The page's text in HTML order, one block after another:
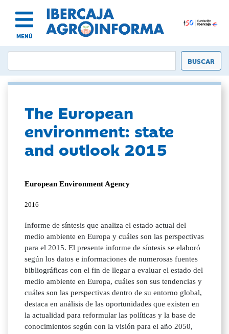
MENÚ
The European
environment: state
and outlook 2015
European Environment Agency
2016
Informe de síntesis que analiza el estado actual del
medio ambiente en Europa y cuáles son las perspectivas
para el 2015. El presente informe de síntesis se elaboró
según los datos e informaciones de numerosas fuentes
bibliográficas con el fin de llegar a evaluar el estado del
medio ambiente en Europa, cuáles son sus tendencias y
cuáles son las perspectivas dentro de su entorno global,
destaca en análisis de las oportunidades que existen en
la actualidad para reformular las políticas y la base de
conocimientos según con la visión para el año 2050,